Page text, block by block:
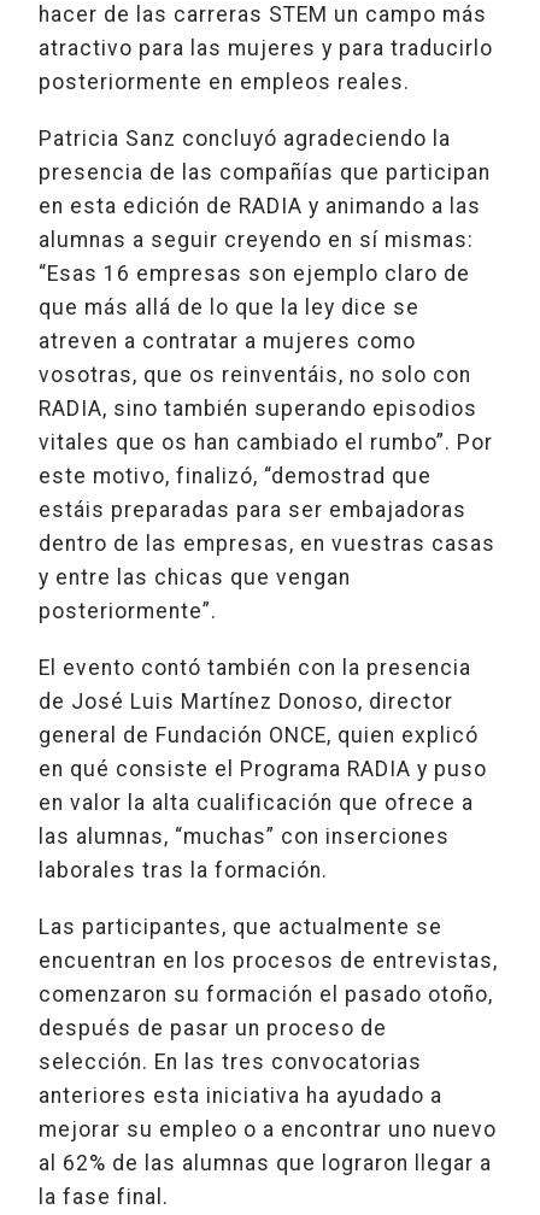
hacer de las carreras STEM un campo más
atractivo para las mujeres y para traducirlo
posteriormente en empleos reales.
Patricia Sanz concluyó agradeciendo la
presencia de las compañías que participan
en esta edición de RADIA y animando a las
alumnas a seguir creyendo en sí mismas:
“Esas 16 empresas son ejemplo claro de
que más allá de lo que la ley dice se
atreven a contratar a mujeres como
vosotras, que os reinventáis, no solo con
RADIA, sino también superando episodios
vitales que os han cambiado el rumbo”. Por
este motivo, finalizó, “demostrad que
estáis preparadas para ser embajadoras
dentro de las empresas, en vuestras casas
y entre las chicas que vengan
posteriormente”.
El evento contó también con la presencia
de José Luis Martínez Donoso, director
general de Fundación ONCE, quien explicó
en qué consiste el Programa RADIA y puso
en valor la alta cualificación que ofrece a
las alumnas, “muchas” con inserciones
laborales tras la formación.
Las participantes, que actualmente se
encuentran en los procesos de entrevistas,
comenzaron su formación el pasado otoño,
después de pasar un proceso de
selección. En las tres convocatorias
anteriores esta iniciativa ha ayudado a
mejorar su empleo o a encontrar uno nuevo
al 62% de las alumnas que lograron llegar a
la fase final.